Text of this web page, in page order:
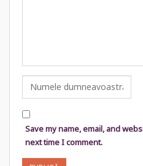
Save my name, email, and
next time I comment.